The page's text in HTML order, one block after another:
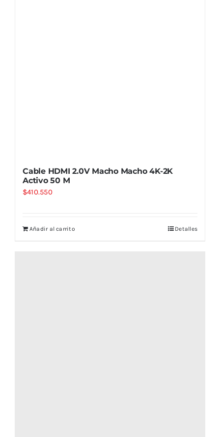
Cable HDMI 2.0V Macho Macho 4K-2K
Activo 50 M
$410.550
Añadir al carrito Detalles